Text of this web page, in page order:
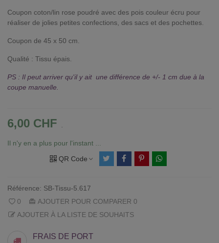
Coupon coton/lin rose poudré avec des pois couleur écru pour
réaliser de jolies petites confections, des sacs et des pochettes.
Coupon de 45 x 50 cm.
Qualité : Tissu épais.
PS : Il peut arriver qu'il y ait une différence de +/- 1 cm due à la
coupe manuelle.
6,00 CHF
Il n'y en a plus pour l'instant ...
QR Code
Référence: SB-Tissu-5.617
0
AJOUTER POUR COMPARER 0
AJOUTER À LA LISTE DE SOUHAITS
FRAIS DE PORT